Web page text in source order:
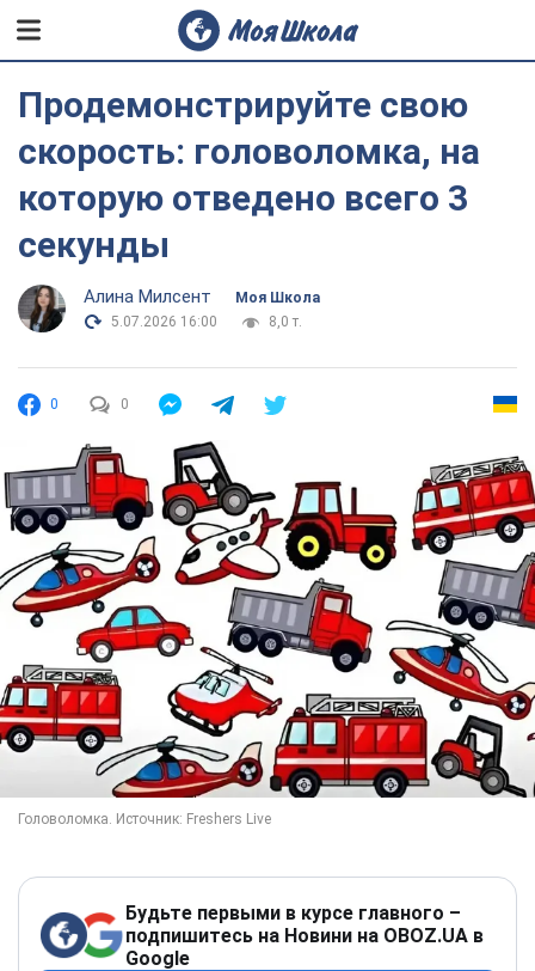
Продемонстрируйте свою
скорость: головоломка, на
которую отведено всего 3
секунды
Алина Милсент
Моя Школа
5.07.2026 16:00
8,0 т.
0 0
Будьте первыми в курсе главного –
подпишитесь на Новини на OBOZ.UA в
Google